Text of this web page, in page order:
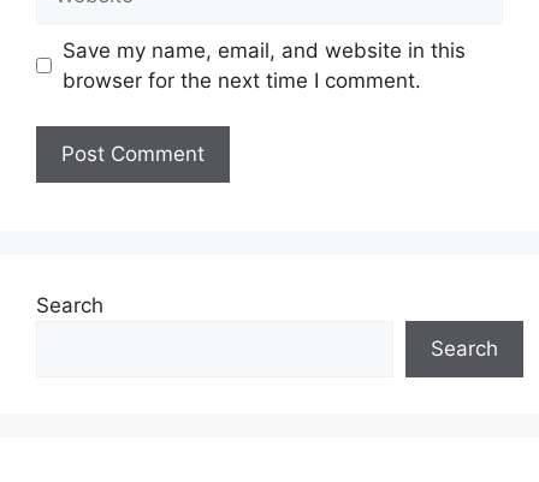
Save my name, email, and website in this
browser for the next time I comment.
Search
Search